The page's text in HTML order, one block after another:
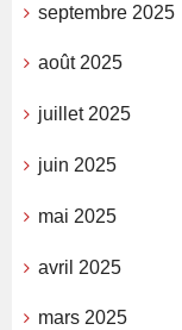
septembre 2025
août 2025
juillet 2025
juin 2025
mai 2025
avril 2025
mars 2025